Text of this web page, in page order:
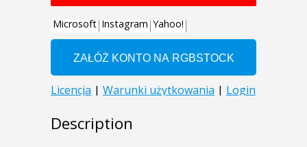
Description